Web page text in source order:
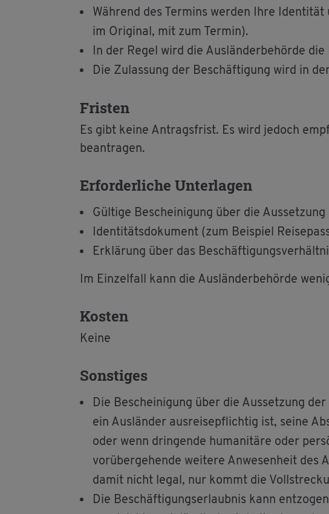
Wäh­rend des Ter­mins wer­den Ihre
im Ori­gi­nal, mit zum Ter­min).
In der Regel wird die Aus­län­der­be­hör­de
Die Zu­las­sung der Be­schäf­ti­gung wird in
Fris­ten
Es gibt keine An­trags­frist. Es wird je­doch
be­an­tra­gen.
Er­for­der­li­che Un­ter­la­gen
Gül­ti­ge Be­schei­ni­gung über die
Iden­ti­täts­do­ku­ment (zum Bei­spiel
Er­klä­rung über das
Im Ein­zel­fall kann die Aus­län­der­be­hör­de
Kos­ten
Keine
Sons­ti­ges
Die Be­schei­ni­gung über die Aus­set­zung
ein Aus­län­der aus­rei­se­pflich­tig ist, seine
oder wenn drin­gen­de hu­ma­ni­tä­re oder
vor­über­ge­hen­de wei­te­re An­we­sen­heit des
damit nicht legal, nur kommt die
Die Be­schäf­ti­gungs­er­laub­nis kann